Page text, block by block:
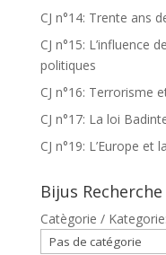
CJ n°14: Trente ans
CJ n°15: L’influence
politiques
CJ n°16: Terrorisme
CJ n°17: La loi
CJ n°19: L’Europe
Bijus Recherche
Catègorie / Kategorie: